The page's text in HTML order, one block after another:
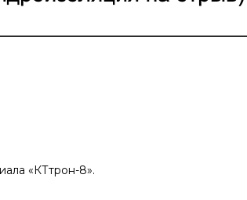
«КТтрон-8».